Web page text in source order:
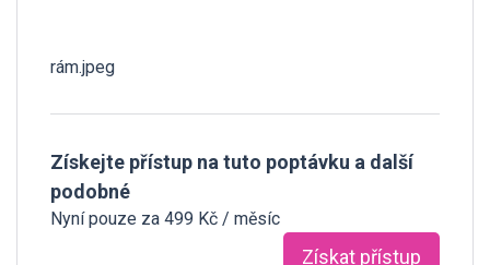
rám.jpeg
Získejte přístup na tuto poptávku a další
podobné
Nyní pouze za 499 Kč / měsíc
Získat přístup